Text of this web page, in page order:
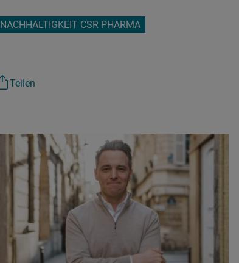
NACHHALTIGKEIT CSR PHARMA
Teilen